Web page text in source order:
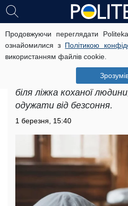
Продовжуючи переглядати
ознайомилися з Політикою
використанням файлів cookie.
Потужна молитва
занепокоєння: ви
Вважається, що ця
тільки для себе, але її
біля ліжка коханої
одужати від безсоння.
1 березня, 15:40